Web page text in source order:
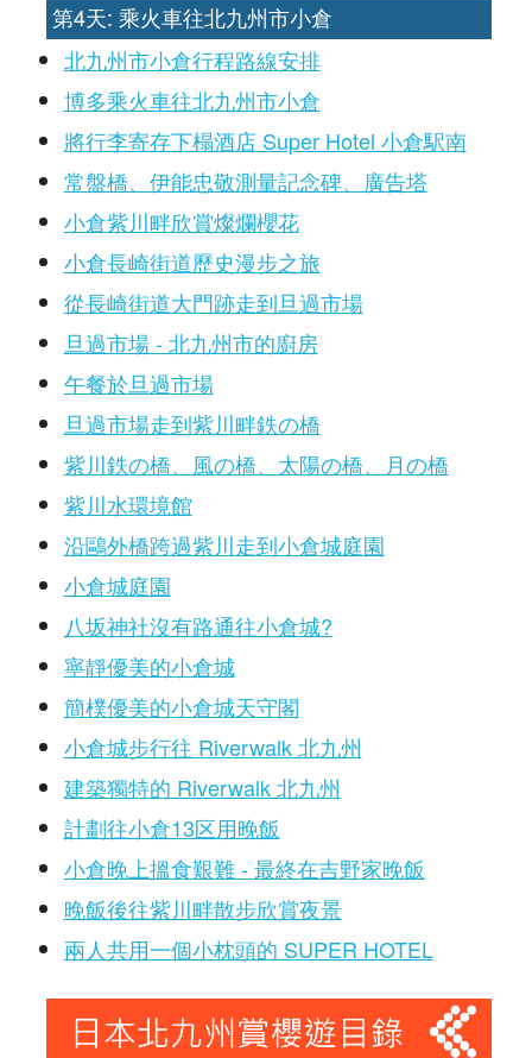
第4天: 乘火車往北九州市小倉
北九州市小倉行程路線安排
博多乘火車往北九州市小倉
將行李寄存下榻酒店 Super Hotel 小倉駅南
常盤橋、伊能忠敬測量記念碑、廣告塔
小倉紫川畔欣賞燦爛櫻花
小倉長崎街道歷史漫步之旅
從長崎街道大門跡走到旦過市場
旦過市場 - 北九州市的廚房
午餐於旦過市場
旦過市場走到紫川畔鉄の橋
紫川鉄の橋、風の橋、太陽の橋、月の橋
紫川水環境館
沿鷗外橋跨過紫川走到小倉城庭園
小倉城庭園
八坂神社沒有路通往小倉城?
寧靜優美的小倉城
簡樸優美的小倉城天守閣
小倉城步行往 Riverwalk 北九州
建築獨特的 Riverwalk 北九州
計劃往小倉13区用晚飯
小倉晚上搵食艱難 - 最終在吉野家晚飯
晚飯後往紫川畔散步欣賞夜景
兩人共用一個小枕頭的 SUPER HOTEL